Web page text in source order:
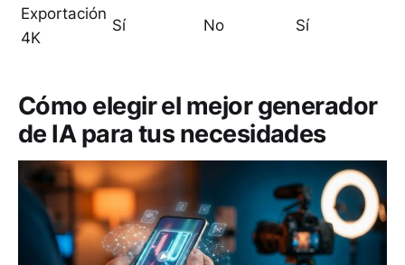
Exportación
4K
Sí No Sí
Cómo elegir el mejor generador
de IA para tus necesidades